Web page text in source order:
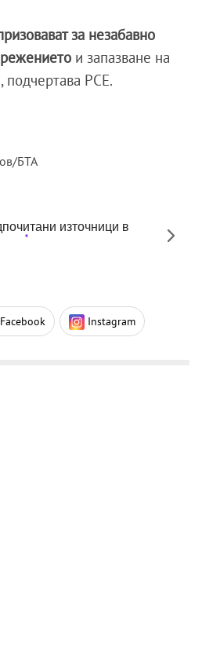
за незабавно
и запазване на
подчертава РСЕ.
БТА
източници в
Facebook Instagram